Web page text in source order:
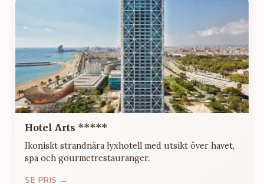
Hotel Arts *****
Ikoniskt strandnära lyxhotell med utsikt över havet,
spa och gourmetrestauranger.
SE PRIS →